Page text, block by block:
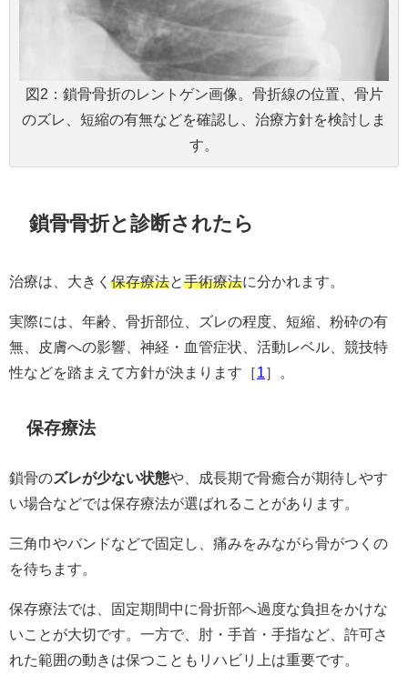
図2：鎖骨骨折のレントゲン画像。骨折線の位置、骨片
のズレ、短縮の有無などを確認し、治療方針を検討しま
す。
鎖骨骨折と診断されたら
治療は、大きく 保存療法と手術療法に分かれます。
実際には、年齢、骨折部位、ズレの程度、短縮、粉砕の有
無、皮膚への影響、神経・血管症状、活動レベル、競技特
性などを踏まえて方針が決まります［1］。
保存療法
鎖骨のズレが少ない状態や、成長期で骨癒合が期待しやす
い場合などでは保存療法が選ばれることがあります。
三角巾やバンドなどで固定し、痛みをみながら骨がつくの
を待ちます。
保存療法では、固定期間中に骨折部へ過度な負担をかけな
いことが大切です。一方で、肘・手首・手指など、許可さ
れた範囲の動きは保つこともリハビリ上は重要です。